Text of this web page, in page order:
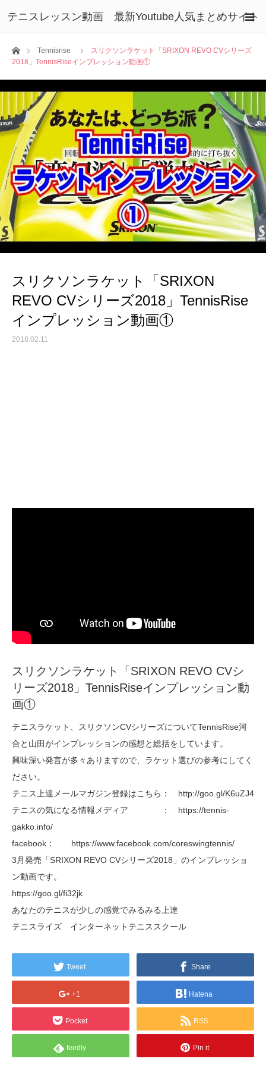
テニスレッスン動画 最新Youtube人気まとめサイト
ホームTennisrise
スリクソンラケット「SRIXON REVO CVシリーズ
2018」TennisRiseインプレッション動画①
スリクソンラケット「SRIXON
REVO CVシリーズ2018」TennisRise
インプレッション動画①
2018.02.11
スリクソンラケット「SRIXON REVO CVシ
リーズ2018」TennisRiseインプレッション動
画①
テニスラケット、スリクソンCVシリーズについてTennisRise河
合と山田がインプレッションの感想と総括をしています。
興味深い発言が多々ありますので、ラケット選びの参考にしてく
ださい。
テニス上達メールマガジン登録はこちら： http://goo.gl/K6uZJ4
テニスの気になる情報メディア ： https://tennis-
gakko.info/
facebook： https://www.facebook.com/coreswingtennis/
3月発売「SRIXON REVO CVシリーズ2018」のインプレッショ
ン動画です。
https://goo.gl/fi32jk
あなたのテニスが少しの感覚でみるみる上達
テニスライズ インターネットテニススクール
Tweet Share
+1 Hatena
Pocket RSS
feedly Pin it